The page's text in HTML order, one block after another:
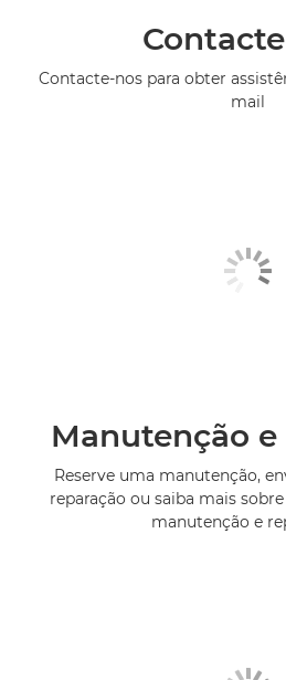
Contacte-nos para obter
mail
Manutenção
Reserve uma manutenção,
reparação ou saiba mais
manutenção e